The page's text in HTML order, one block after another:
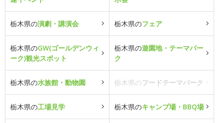
栃木県の演劇・講演会 栃木県のフェア
栃木県のGW(ゴールデンウィ
ーク)観光スポット
栃木県の遊園地・テーマパー
ク
栃木県の水族館・動物園 栃木県のフードテーマパーク
栃木県の工場見学 栃木県のキャンプ場・BBQ場